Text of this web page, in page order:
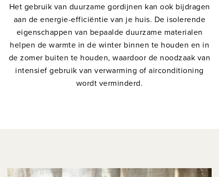
Het gebruik van duurzame gordijnen kan ook bijdragen
aan de energie-efficiëntie van je huis. De isolerende
eigenschappen van bepaalde duurzame materialen
helpen de warmte in de winter binnen te houden en in
de zomer buiten te houden, waardoor de noodzaak van
intensief gebruik van verwarming of airconditioning
wordt verminderd.